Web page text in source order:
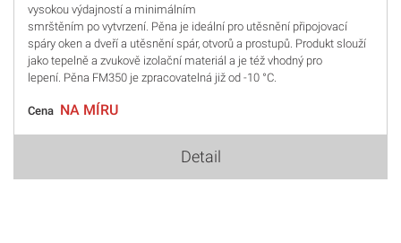
vysokou výdajností a minimálním
smrštěním po vytvrzení. Pěna je ideální pro utěsnění připojovací
spáry oken a dveří a utěsnění spár, otvorů a prostupů. Produkt slouží
jako tepelně a zvukově izolační materiál a je též vhodný pro
lepení. Pěna FM350 je zpracovatelná již od -10 °C.
Cena NA MÍRU
Detail